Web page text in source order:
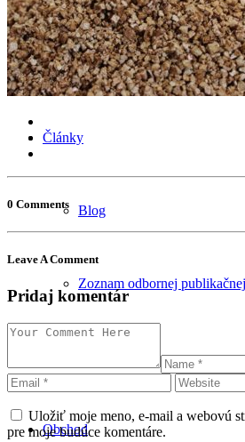
Certifikáty
Články
Blog
Zoznam odbornej publikačnej
Obchod
0 Comments
Leave A Comment
Pridaj komentár
Uložiť moje meno, e-mail a webovú
pre moje budúce komentáre.